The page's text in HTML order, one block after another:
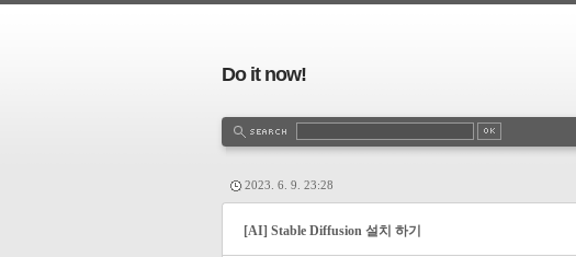
Do it now!
2023. 6. 9. 23:28
[AI] Stable Diffusion 설치 하기